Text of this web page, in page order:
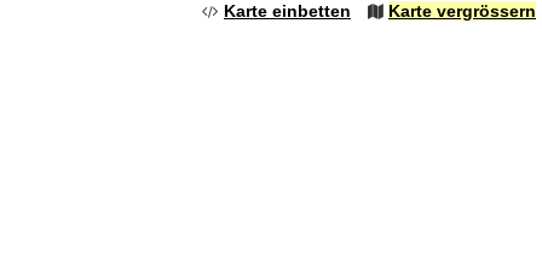
Karte einbetten Karte vergrössern